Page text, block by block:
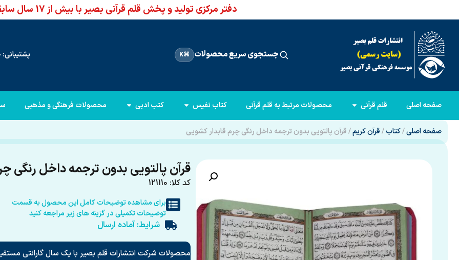
دفتر مرکزی تولید و پخش قلم قرآنی بصیر با بیش از 17 سال سابقه
جستجوی سریع محصولات ⌘K پشتیبانی: 66960950-021
صفحه اصلی قلم قرآنی محصولات مرتبط به قلم قرآنی کتاب نفیس کتب ادبی محصولات فرهنگی و مذهبی
صفحه اصلی/کتاب/قرآن کریم/ قرآن پالتویی بدون ترجمه داخل رنگی چرم قابدار کشویی
قرآن پالتویی بدون ترجمه داخل رنگی
کد کلا: 121110
برای مشاهده توضیحات کامل این محصول به قسمت
توضیحات تکمیلی در گزینه های زیر مراجعه کنید
شرایط: آماده ارسال
محصولات شرکت انتشارات قلم بصیر با یک سال گارانتی